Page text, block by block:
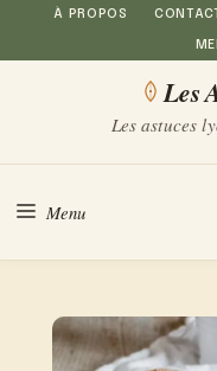
Aller
au
À PROPOS
Les
Les astuces
Menu